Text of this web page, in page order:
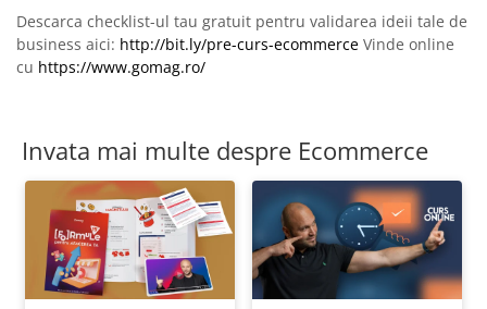
Descarca checklist-ul tau gratuit pentru validarea ideii tale de
business aici: http://bit.ly/pre-curs-ecommerce ​ Vinde online
cu https://www.gomag.ro/
Invata mai multe despre Ecommerce